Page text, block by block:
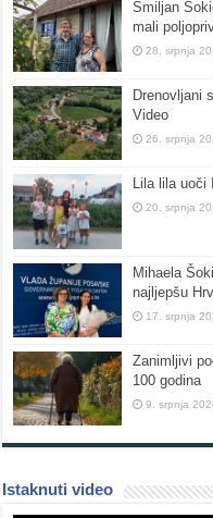
Smiljan
mali
28. srpnja
Drenovljani
Video
26. srpnja
Lila lila uoči
20. srpnja
Mihaela
najljepšu
17. srpnja
Zanimljivi
100 godina
9. srpnja
Istaknuti video